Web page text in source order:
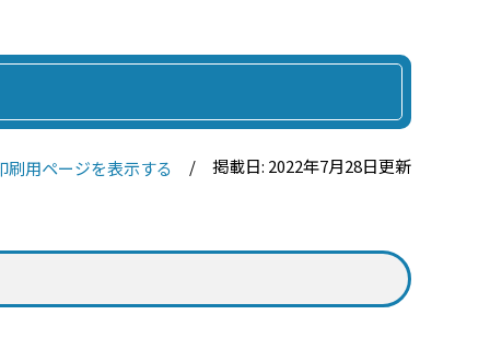
刷用ページを表示する 掲載日: 2022年7月28日更新